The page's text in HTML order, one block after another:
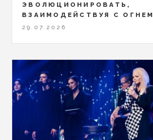
ЭВОЛЮЦИОНИРОВАТЬ,
ВЗАИМОДЕЙСТВУЯ С ОГНЕМ
29.07.2026